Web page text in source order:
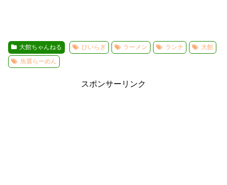
大館ちゃんねる ひいらぎ ラーメン ランチ
大館
魚醤らーめん
スポンサーリンク